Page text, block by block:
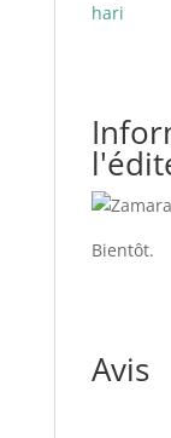
hari
Bientôt.
Avis